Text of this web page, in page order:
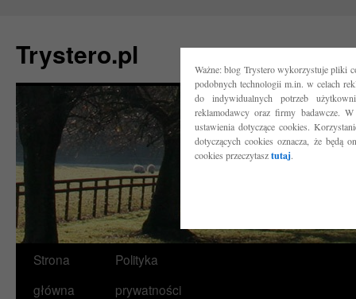
Ważne: blog Trystero wykorzystuje pliki
podobnych technologii m.in. w celach
do indywidualnych potrzeb
reklamodawcy oraz firmy badawcze.
ustawienia dotyczące cookies.
dotyczących cookies oznacza, że będą
cookies przeczytasztutaj.
Trystero.pl
Przejdź
do
Strona
główna
Polityka
prywatności